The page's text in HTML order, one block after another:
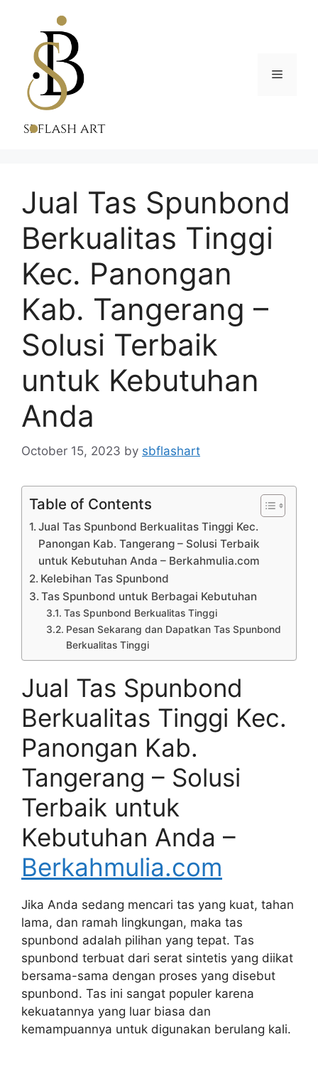
content
Menu
Jual Tas Spunbond
Berkualitas Tinggi
Kec. Panongan
Kab. Tangerang –
Solusi Terbaik
untuk Kebutuhan
Anda
October 15, 2023 by sbflashart
Table of Contents
Jual Tas Spunbond Berkualitas Tinggi Kec.
Panongan Kab. Tangerang – Solusi Terbaik
untuk Kebutuhan Anda – Berkahmulia.com
Kelebihan Tas Spunbond
Tas Spunbond untuk Berbagai Kebutuhan
Tas Spunbond Berkualitas Tinggi
Pesan Sekarang dan Dapatkan Tas Spunbond
Berkualitas Tinggi
Jual Tas Spunbond
Berkualitas Tinggi Kec.
Panongan Kab.
Tangerang – Solusi
Terbaik untuk
Kebutuhan Anda –
Berkahmulia.com
Jika Anda sedang mencari tas yang kuat, tahan
lama, dan ramah lingkungan, maka tas
spunbond adalah pilihan yang tepat. Tas
spunbond terbuat dari serat sintetis yang diikat
bersama-sama dengan proses yang disebut
spunbond. Tas ini sangat populer karena
kekuatannya yang luar biasa dan
kemampuannya untuk digunakan berulang kali.